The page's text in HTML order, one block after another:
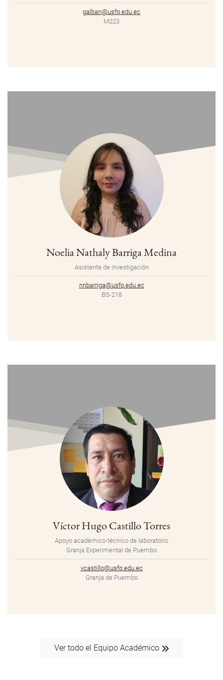
galban@usfq.edu.ec
M223
Noelia Nathaly Barriga Medina
Asistente de investigación
nnbarriga@usfq.edu.ec
BS-218
Víctor Hugo Castillo Torres
Apoyo académico-técnico de laboratorio
Granja Experimental de Puembo
vcastillo@usfq.edu.ec
Granja de Puembo
Ver todo el Equipo Académico